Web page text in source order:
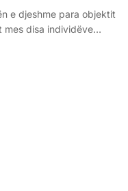
e djeshme para objektit
mes disa individëve…